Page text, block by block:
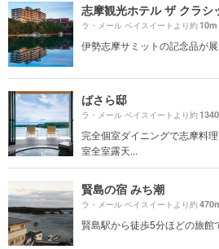
ラ・メール ベイスイートより約10m
伊勢志摩サミットの記念品が展
ばさら邸
ラ・メール ベイスイートより約
完全個室ダイニングで志摩料
室全室露天...
賢島の宿 みち潮
ラ・メール ベイスイートより約
賢島駅から徒歩5分ほどの旅館